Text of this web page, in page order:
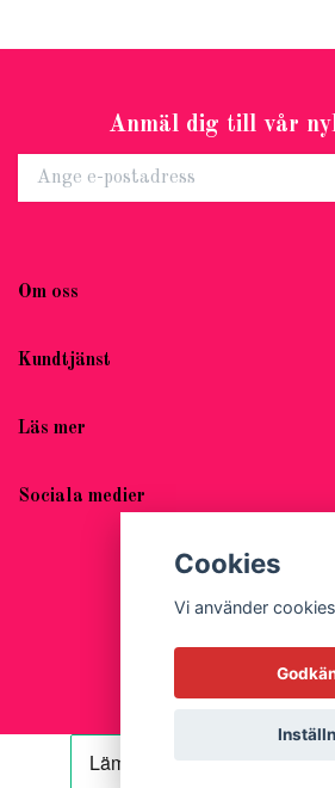
Anmäl dig till vår
Om oss
Kundtjänst
Läs mer
Sociala medier
© 2026 Hot Woman
Cookies
Vi använder